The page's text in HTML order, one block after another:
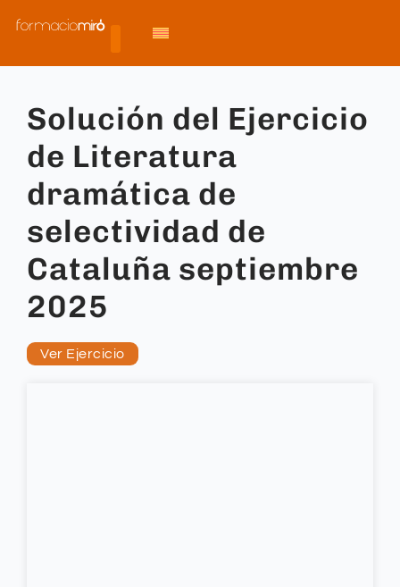
Solución del Ejercicio
de Literatura
dramática de
selectividad de
Cataluña septiembre
2025
Ver Ejercicio